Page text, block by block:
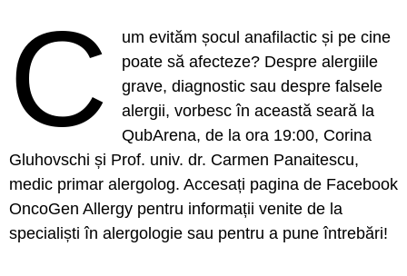
C
um evităm șocul anafilactic și pe cine
poate să afecteze? Despre alergiile
grave, diagnostic sau despre falsele
alergii, vorbesc în această seară la
QubArena, de la ora 19:00, Corina
Gluhovschi și Prof. univ. dr. Carmen Panaitescu,
medic primar alergolog. Accesați pagina de Facebook
OncoGen Allergy pentru informații venite de la
specialiști în alergologie sau pentru a pune întrebări!